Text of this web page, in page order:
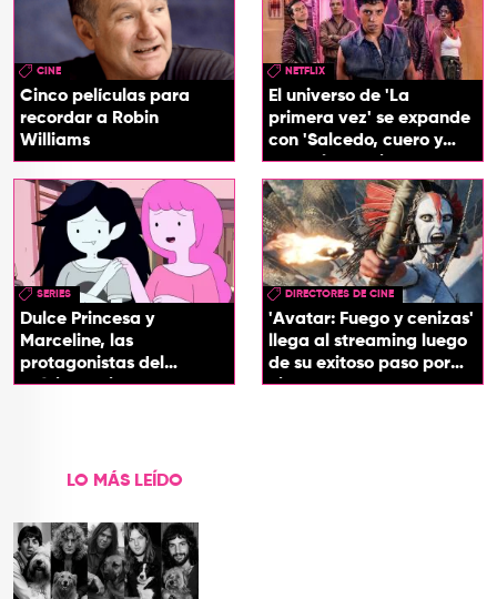
CINE
Cinco películas para
recordar a Robin
Williams
NETFLIX
El universo de 'La
primera vez' se expande
con 'Salcedo, cuero y
boogaloo', spin off
SERIES
Dulce Princesa y
Marceline, las
protagonistas del
próximo spin-off de 'Hora
DIRECTORES DE CINE
'Avatar: Fuego y cenizas'
llega al streaming luego
de su exitoso paso por
cines
LO MÁS LEÍDO